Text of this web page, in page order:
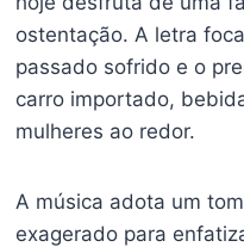
ostentação. A letra
passado sofrido e o
carro importado,
mulheres ao redor.
A música adota um
exagerado para